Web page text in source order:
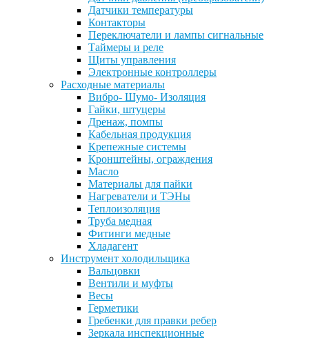
Датчики температуры
Контакторы
Переключатели и лампы сигнальные
Таймеры и реле
Щиты управления
Электронные контроллеры
Расходные материалы
Вибро- Шумо- Изоляция
Гайки, штуцеры
Дренаж, помпы
Кабельная продукция
Крепежные системы
Кронштейны, ограждения
Масло
Материалы для пайки
Нагреватели и ТЭНы
Теплоизоляция
Труба медная
Фитинги медные
Хладагент
Инструмент холодильщика
Вальцовки
Вентили и муфты
Весы
Герметики
Гребенки для правки ребер
Зеркала инспекционные